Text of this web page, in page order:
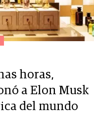
horas,
a Elon Musk
del mundo